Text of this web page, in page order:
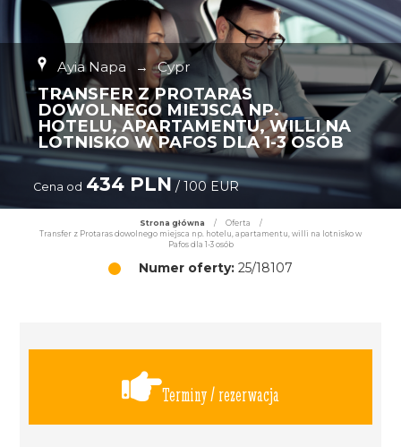
Ayia Napa → Cypr
TRANSFER Z PROTARAS
DOWOLNEGO MIEJSCA NP.
HOTELU, APARTAMENTU, WILLI NA
LOTNISKO W PAFOS DLA 1-3 OSÓB
Cena od 434 PLN/ 100 EUR
Strona główna / Oferta
/
Transfer z Protaras dowolnego miejsca np. hotelu, apartamentu, willi na lotnisko w
Pafos dla 1-3 osób
Numer oferty: 25/18107
Terminy / rezerwacja